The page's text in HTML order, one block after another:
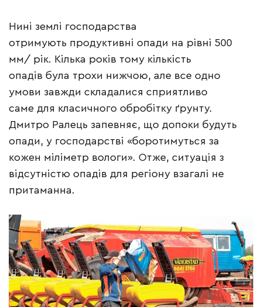
Нині землі господарства
отримують продуктивні опади на рівні 500
мм/ рік. Кілька років тому кількість
опадів була трохи нижчою, але все одно
умови завжди складалися сприятливо
саме для класичного обробітку ґрунту.
Дмитро Ралець запевняє, що допоки будуть
опади, у господарстві «боротимуться за
кожен міліметр вологи». Отже, ситуація з
відсутністю опадів для регіону взагалі не
притаманна.